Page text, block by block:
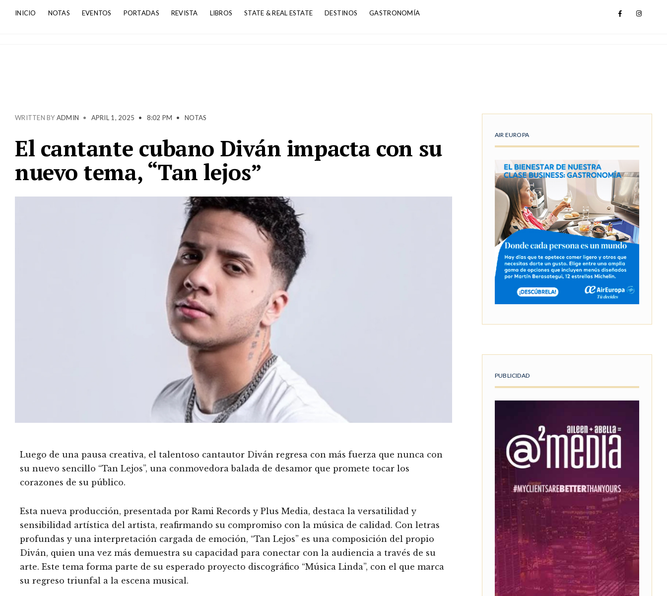
INICIO NOTAS EVENTOS PORTADAS REVISTA LIBROS STATE & REAL ESTATE DESTINOS GASTRONOMÍA
WRITTEN BY ADMIN • APRIL 1, 2025 • 8:02 PM • NOTAS
El cantante cubano Diván impacta con su
nuevo tema, “Tan lejos”
Luego de una pausa creativa, el talentoso cantautor Diván regresa con más fuerza que nunca con
su nuevo sencillo “Tan Lejos”, una conmovedora balada de desamor que promete tocar los
corazones de su público.
Esta nueva producción, presentada por Rami Records y Plus Media, destaca la versatilidad y
sensibilidad artística del artista, reafirmando su compromiso con la música de calidad. Con letras
profundas y una interpretación cargada de emoción, “Tan Lejos” es una composición del propio
Diván, quien una vez más demuestra su capacidad para conectar con la audiencia a través de su
arte. Este tema forma parte de su esperado proyecto discográfico “Música Linda”, con el que marca
su regreso triunfal a la escena musical.
AIR EUROPA
PUBLICIDAD